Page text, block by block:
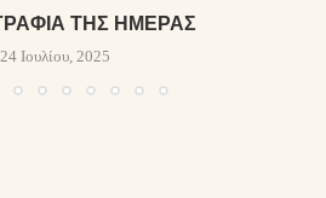
ΤΗΣ ΗΜΈΡΑΣ
24 Ιουλίου, 2025